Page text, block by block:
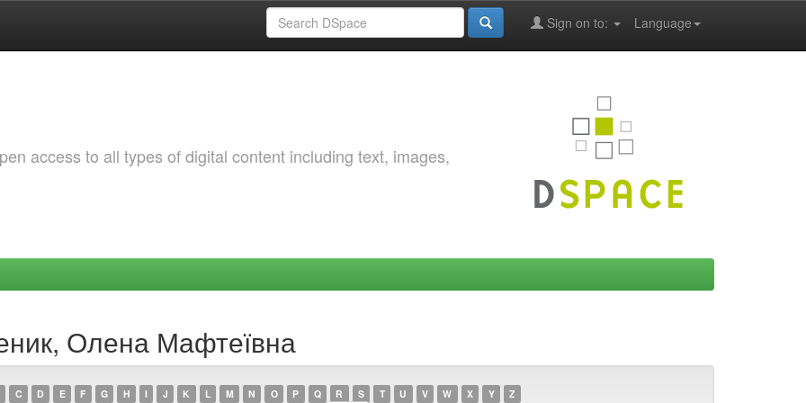
Language
Sign on to:
access to all types of digital content including text, images,
Олена Мафтеївна
C D E F G H I J K L M N O P Q R S T U V W X Y Z